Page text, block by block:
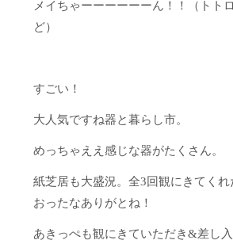
メイちゃーーーーーーん！！（トト
ど）
すごい！
大人気ですね器と暮らし市。
めっちゃええ感じな器がたくさん。
紙芝居も大盛況。全3回観にきてくれ
おったなありがとね！
あきっぺも観にきていただき&差し